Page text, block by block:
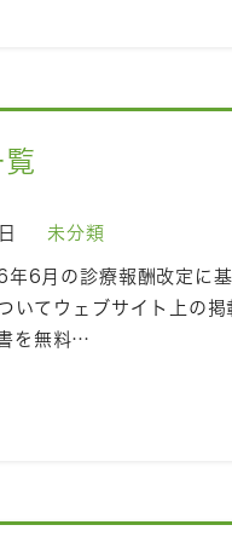
未分類
年6月の診療報酬改定に
いてウェブサイト上の
を無料…